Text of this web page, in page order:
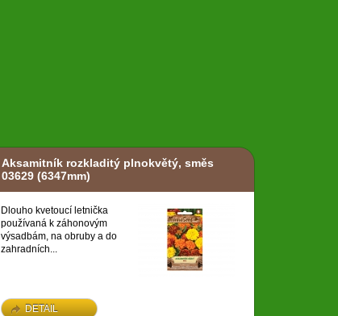
Aksamitník rozkladitý plnokvětý, směs
03629 (6347mm)
Dlouho kvetoucí letnička
používaná k záhonovým
výsadbám, na obruby a do
zahradních...
DETAIL